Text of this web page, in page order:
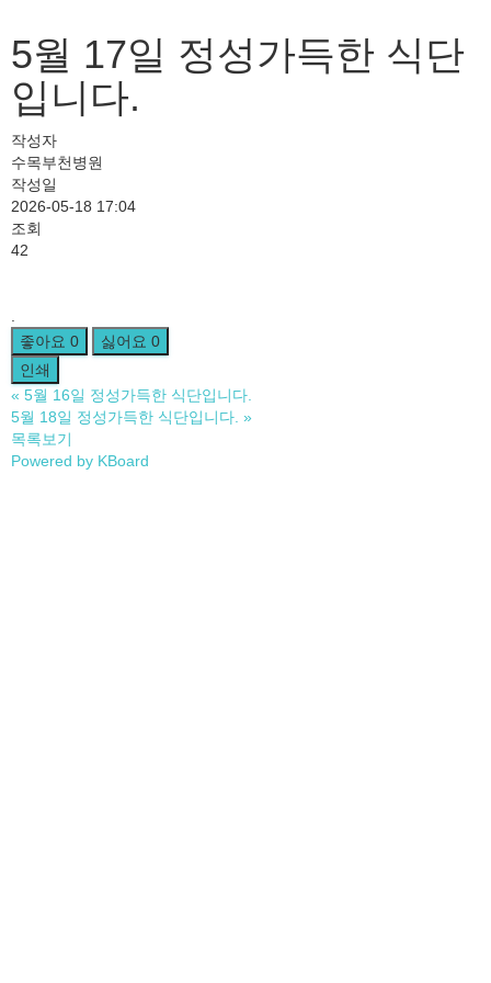
5월 17일 정성가득한 식단
입니다.
작성자
수목부천병원
작성일
2026-05-18 17:04
조회
42
좋아요 0 싫어요 0
인쇄
« 5월 16일 정성가득한 식단입니다.
5월 18일 정성가득한 식단입니다. »
목록보기
Powered by KBoard